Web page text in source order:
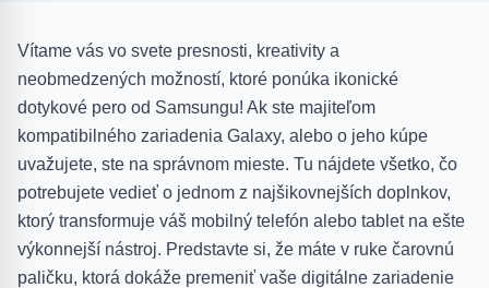
Vítame vás vo svete presnosti, kreativity a
neobmedzených možností, ktoré ponúka ikonické
dotykové pero od Samsungu! Ak ste majiteľom
kompatibilného zariadenia Galaxy, alebo o jeho kúpe
uvažujete, ste na správnom mieste. Tu nájdete všetko, čo
potrebujete vedieť o jednom z najšikovnejších doplnkov,
ktorý transformuje váš mobilný telefón alebo tablet na ešte
výkonnejší nástroj. Predstavte si, že máte v ruke čarovnú
paličku, ktorá dokáže premeniť vaše digitálne zariadenie